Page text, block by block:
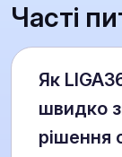
Часті
Як
швидко
рішення